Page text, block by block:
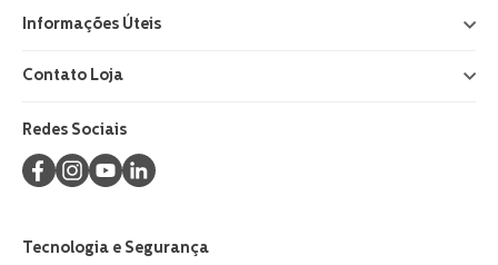
Informações Úteis +
Contato Loja +
Redes Sociais
Tecnologia e Segurança